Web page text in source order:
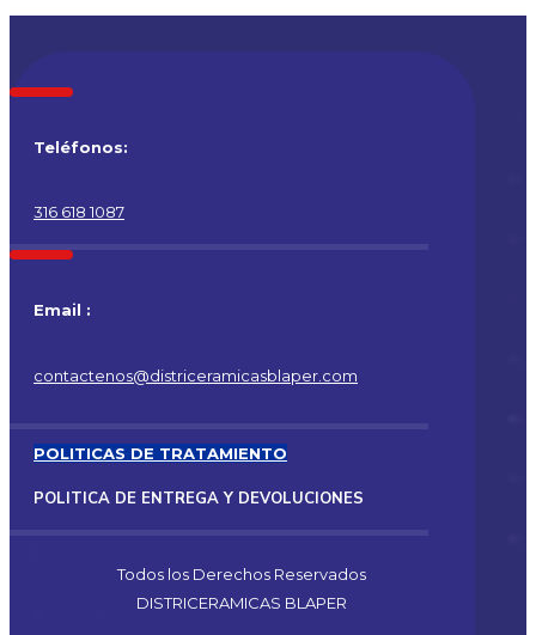
Teléfonos:
316 618 1087
Email :
contactenos@districeramicasblaper.com
POLITICAS DE TRATAMIENTO
POLITICA DE ENTREGA Y DEVOLUCIONES
Todos los Derechos Reservados
DISTRICERAMICAS BLAPER